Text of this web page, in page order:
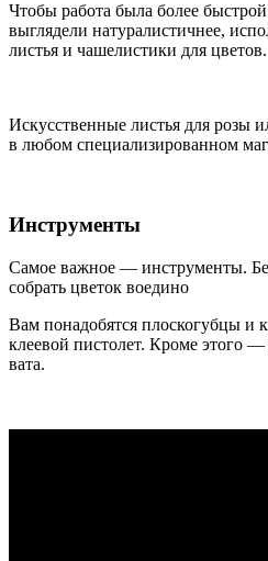
Чтобы работа была более
выглядели натуралистичнее,
листья и чашелистики для цветов.
Искусственные листья для розы
в любом специализированном
Инструменты
Самое важное — инструменты.
собрать цветок воедино
Вам понадобятся плоскогубцы и
клеевой пистолет. Кроме этого
вата.